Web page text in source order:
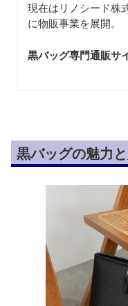
現在はリノシード株
に物販事業を展開。
黒バッグ専門通販サ
黒バッグの魅力